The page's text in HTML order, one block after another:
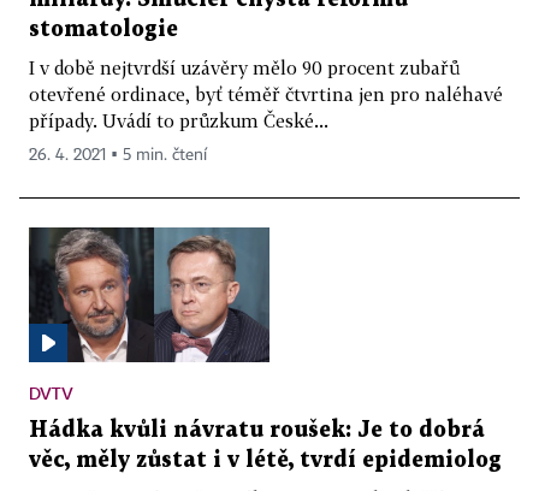
stomatologie
I v době nejtvrdší uzávěry mělo 90 procent zubařů
otevřené ordinace, byť téměř čtvrtina jen pro naléhavé
případy. Uvádí to průzkum České...
26. 4. 2021 ▪ 5 min. čtení
DVTV
Hádka kvůli návratu roušek: Je to dobrá
věc, měly zůstat i v létě, tvrdí epidemiolog